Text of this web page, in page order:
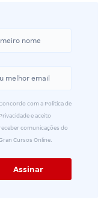
com a Política de
Privacidade e aceito
receber comunicações do
Cursos Online.